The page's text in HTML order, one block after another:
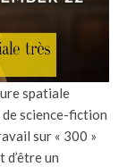
spatiale
de science-fiction
sur « 300 »
d’être un